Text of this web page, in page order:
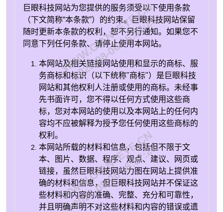
巨眼科技网站为您提供的服务须受以下使用条款
（下文简称“本条款”）的约束。巨眼科技网站保留
随时更新本条款的权利，恕不另行通知。如果您不
同意下列任何条款、请停止使用本网站。
本网站及相关链接网站使用和显示的商标、服
务商标和标识（以下统称"商标"）是巨眼科技
网站和其他权利人注册或使用的商标。未经事
先书面许可，您不得以任何方式使用这些商
标，您对本网站的使用以及本网站上的任何内
容均不应被解释为授予您任何使用这些商标的
权利。
本网站所载的材料和信息，包括但不限于文
本、图片、数据、程序、观点、建议、网页或
链接，虽然巨眼科技网站力图在网站上提供准
确的材料和信息，但巨眼科技网站并不保证这
些材料和内容的准确、完整、充分和可靠性，
并且明确声明不对这些材料和内容的错误或遗
WWW.GIANTEYE.CN
2026-08-06 16:37:25
WWW.GIANTEYE.CN
2026-08-06 16:37:25